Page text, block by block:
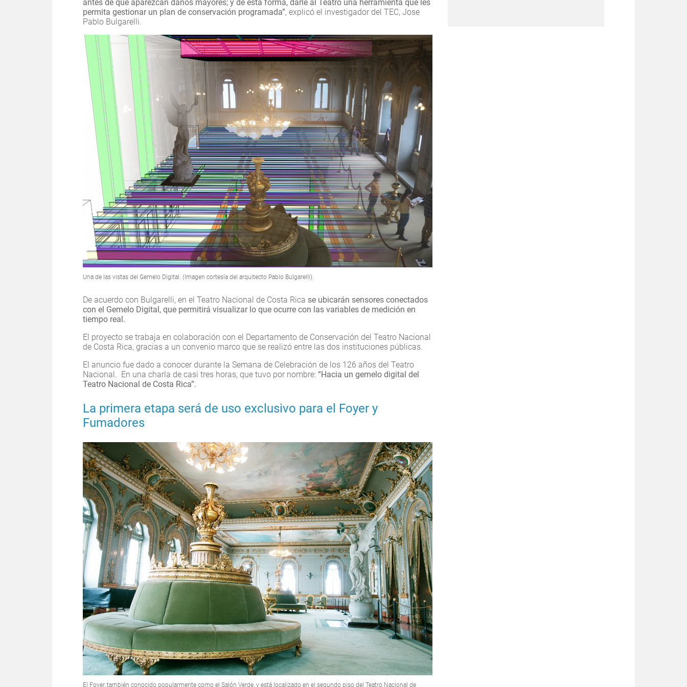
antes de que aparezcan daños mayores; y de esta forma, darle al Teatro una herramienta que les
permita gestionar un plan de conservación programada”, explicó el investigador del TEC, Jose
Pablo Bulgarelli.
Una de las vistas del Gemelo Digital. (Imagen cortesía del arquitecto Pablo Bulgarelli).
De acuerdo con Bulgarelli, en el Teatro Nacional de Costa Rica se ubicarán sensores conectados
con el Gemelo Digital, que permitirá visualizar lo que ocurre con las variables de medición en
tiempo real.
El proyecto se trabaja en colaboración con el Departamento de Conservación del Teatro Nacional
de Costa Rica, gracias a un convenio marco que se realizó entre las dos instituciones públicas.
El anuncio fue dado a conocer durante la Semana de Celebración de los 126 años del Teatro
Nacional. En una charla de casi tres horas, que tuvo por nombre: “Hacia un gemelo digital del
Teatro Nacional de Costa Rica”.
La primera etapa será de uso exclusivo para el Foyer y
Fumadores
El Foyer, también conocido popularmente como el Salón Verde, y está localizado en el segundo piso del Teatro Nacional de